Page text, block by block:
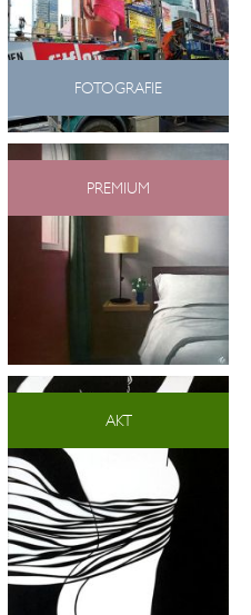
FOTOGRAFIE
PREMIUM
AKT